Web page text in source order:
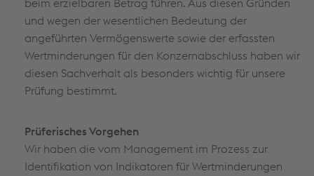
beim erzielbaren Betrag führen. Aus diesen Gründen
und wegen der wesentlichen Bedeutung der
angeführten Vermögenswerte sowie der erfassten
Wertminderungen für den Konzernabschluss haben wir
diesen Sachverhalt als besonders wichtig für unsere
Prüfung bestimmt.
Prüferisches Vorgehen
Wir haben die vom Management im Prozess zur
Identifikation von Indikatoren für Wertminderungen